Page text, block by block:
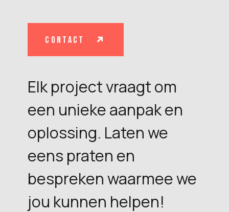
contact
Elk project vraagt om
een unieke aanpak en
oplossing. Laten we
eens praten en
bespreken waarmee we
jou kunnen helpen!